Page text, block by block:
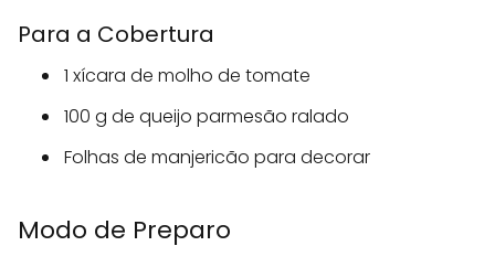
Para a Cobertura
1 xícara de molho de tomate
100 g de queijo parmesão ralado
Folhas de manjericão para decorar
Modo de Preparo